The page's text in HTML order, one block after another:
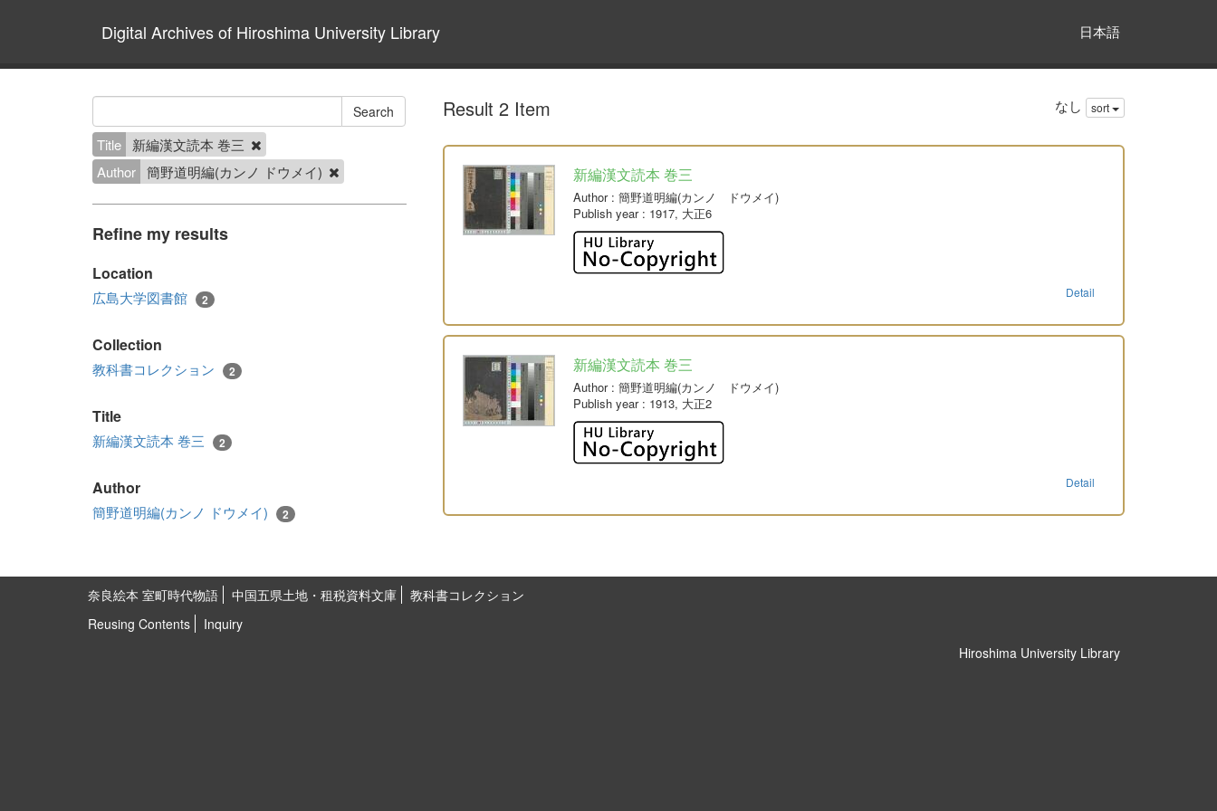
Digital Archives of Hiroshima University Library 日本語
Title
新編漢文読本 巻三
Author 簡野道明編(カンノ ドウメイ)
Refine my results
Location
広島大学図書館 2
Collection
教科書コレクション 2
Title
新編漢文読本 巻三 2
Author
簡野道明編(カンノ ドウメイ) 2
Result 2 Item なし sort
新編漢文読本 巻三
Author: 簡野道明編(カンノ ドウメイ)
Publish year: 1917, 大正6
Detail
新編漢文読本 巻三
Author: 簡野道明編(カンノ ドウメイ)
Publish year: 1913, 大正2
Detail
奈良絵本 室町時代物語 中国五県土地・租税資料文庫
教科書コレクション
Reusing Contents
Inquiry
Hiroshima University Library